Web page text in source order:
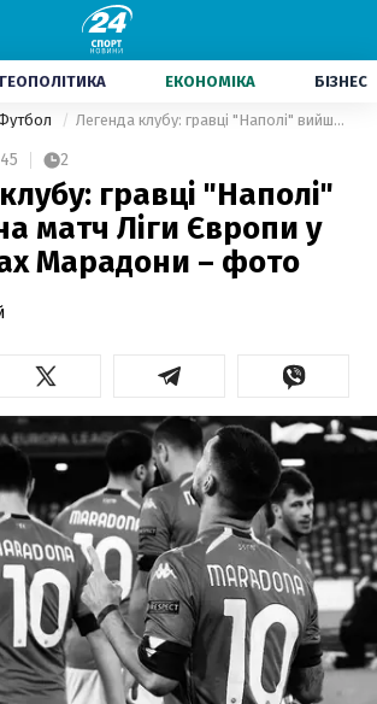
ГЕОПОЛІТИКА ЕКОНОМІКА БІЗНЕС
Легенда клубу: гравці "Наполі" вийшли на матч Ліги Європи у футболках Марадони – фото
2
гравці "Наполі"
матч Ліги Європи у
Марадони – фото